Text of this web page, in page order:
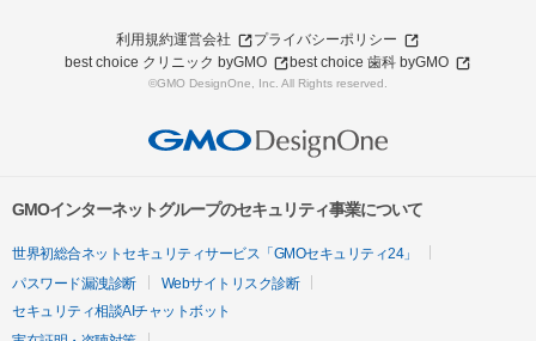
利用規約運営会社
プライバシーポリシー
best choice クリニック byGMO
best choice 歯科 byGMO
©GMO DesignOne, Inc. All Rights reserved.
GMOインターネットグループのセキュリティ事業について
世界初総合ネットセキュリティサービス「GMOセキュリティ24」
パスワード漏洩診断
Webサイトリスク診断
セキュリティ相談AIチャットボット